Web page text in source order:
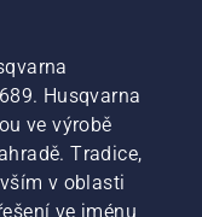
Husqvarna
ve výrobě
Tradice,
v oblasti
ve jménu